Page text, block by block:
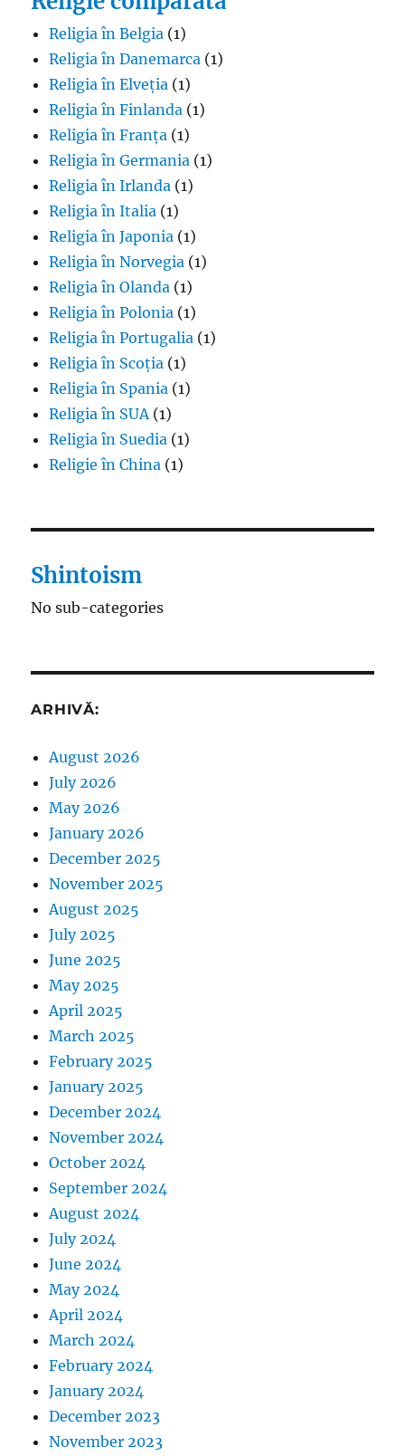
Religia în Belgia (1)
Religia în Danemarca (1)
Religia în Elveția (1)
Religia în Finlanda (1)
Religia în Franța (1)
Religia în Germania (1)
Religia în Irlanda (1)
Religia în Italia (1)
Religia în Japonia (1)
Religia în Norvegia (1)
Religia în Olanda (1)
Religia în Polonia (1)
Religia în Portugalia (1)
Religia în Scoția (1)
Religia în Spania (1)
Religia în SUA (1)
Religia în Suedia (1)
Religie în China (1)
Shintoism
No sub-categories
ARHIVĂ:
August 2026
July 2026
May 2026
January 2026
December 2025
November 2025
August 2025
July 2025
June 2025
May 2025
April 2025
March 2025
February 2025
January 2025
December 2024
November 2024
October 2024
September 2024
August 2024
July 2024
June 2024
May 2024
April 2024
March 2024
February 2024
January 2024
December 2023
November 2023